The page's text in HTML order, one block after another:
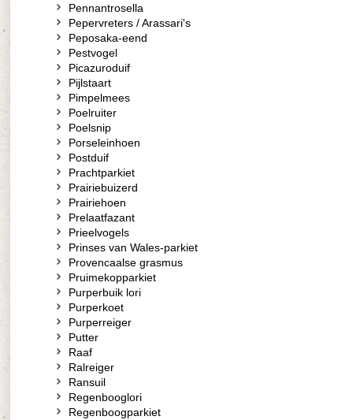
Pennantrosella
Pepervreters / Arassari's
Peposaka-eend
Pestvogel
Picazuroduif
Pijlstaart
Pimpelmees
Poelruiter
Poelsnip
Porseleinhoen
Postduif
Prachtparkiet
Prairiebuizerd
Prairiehoen
Prelaatfazant
Prieelvogels
Prinses van Wales-parkiet
Provencaalse grasmus
Pruimekopparkiet
Purperbuik lori
Purperkoet
Purperreiger
Putter
Raaf
Ralreiger
Ransuil
Regenbooglori
Regenboogparkiet